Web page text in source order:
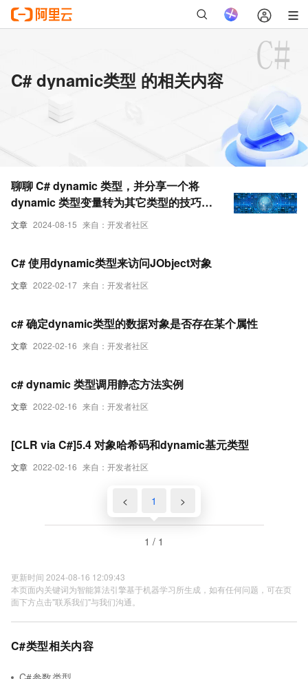
C# dynamic类型 的相关内容
文章 2024-08-15 来自：开发者社区
聊聊 C# dynamic 类型，并分享一个将
dynamic 类型变量转为其它类型的技巧和
实例
文章 2022-02-17 来自：开发者社区
C# 使用dynamic类型来访问JObject对象
文章 2022-02-16 来自：开发者社区
c# 确定dynamic类型的数据对象是否存在某个属性
文章 2022-02-16 来自：开发者社区
c# dynamic 类型调用静态方法实例
文章 2022-02-16 来自：开发者社区
[CLR via C#]5.4 对象哈希码和dynamic基元类型
< 1 >
1 / 1
更新时间 2024-08-16 12:09:43
本页面内关键词为智能算法引擎基于机器学习所生成，如有任何问题，可在页
面下方点击"联系我们"与我们沟通。
C#类型相关内容